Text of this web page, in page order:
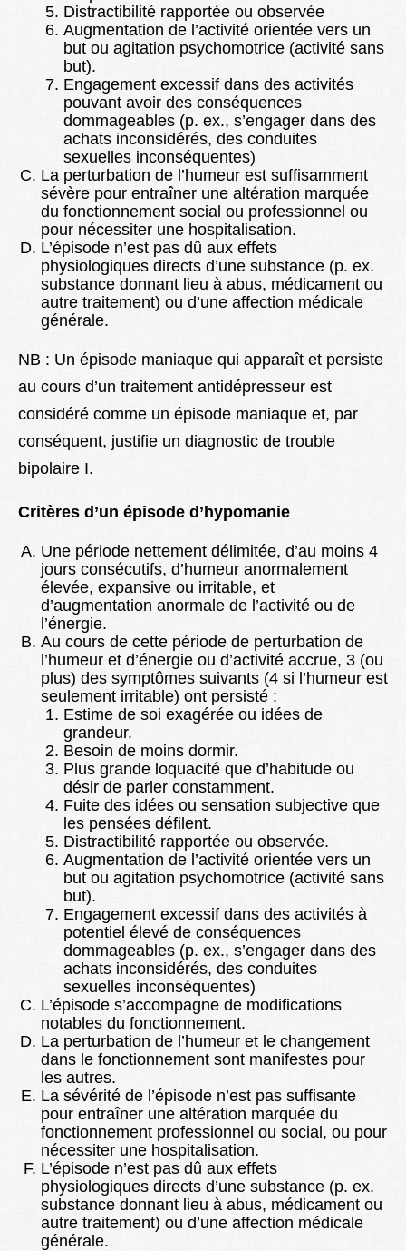
Distractibilité rapportée ou observée
Augmentation de l’activité orientée vers un
but ou agitation psychomotrice (activité sans
but).
Engagement excessif dans des activités
pouvant avoir des conséquences
dommageables (p. ex., s’engager dans des
achats inconsidérés, des conduites
sexuelles inconséquentes)
La perturbation de l’humeur est suffisamment
sévère pour entraîner une altération marquée
du fonctionnement social ou professionnel ou
pour nécessiter une hospitalisation.
L’épisode n’est pas dû aux effets
physiologiques directs d’une substance (p. ex.
substance donnant lieu à abus, médicament ou
autre traitement) ou d’une affection médicale
générale.
NB : Un épisode maniaque qui apparaît et persiste
au cours d’un traitement antidépresseur est
considéré comme un épisode maniaque et, par
conséquent, justifie un diagnostic de trouble
bipolaire I.
Critères d’un épisode d’hypomanie
Une période nettement délimitée, d’au moins 4
jours consécutifs, d’humeur anormalement
élevée, expansive ou irritable, et
d’augmentation anormale de l’activité ou de
l’énergie.
Au cours de cette période de perturbation de
l’humeur et d’énergie ou d’activité accrue, 3 (ou
plus) des symptômes suivants (4 si l’humeur est
seulement irritable) ont persisté :
Estime de soi exagérée ou idées de
grandeur.
Besoin de moins dormir.
Plus grande loquacité que d’habitude ou
désir de parler constamment.
Fuite des idées ou sensation subjective que
les pensées défilent.
Distractibilité rapportée ou observée.
Augmentation de l’activité orientée vers un
but ou agitation psychomotrice (activité sans
but).
Engagement excessif dans des activités à
potentiel élevé de conséquences
dommageables (p. ex., s’engager dans des
achats inconsidérés, des conduites
sexuelles inconséquentes)
L’épisode s’accompagne de modifications
notables du fonctionnement.
La perturbation de l’humeur et le changement
dans le fonctionnement sont manifestes pour
les autres.
La sévérité de l’épisode n’est pas suffisante
pour entraîner une altération marquée du
fonctionnement professionnel ou social, ou pour
nécessiter une hospitalisation.
L’épisode n’est pas dû aux effets
physiologiques directs d’une substance (p. ex.
substance donnant lieu à abus, médicament ou
autre traitement) ou d’une affection médicale
générale.